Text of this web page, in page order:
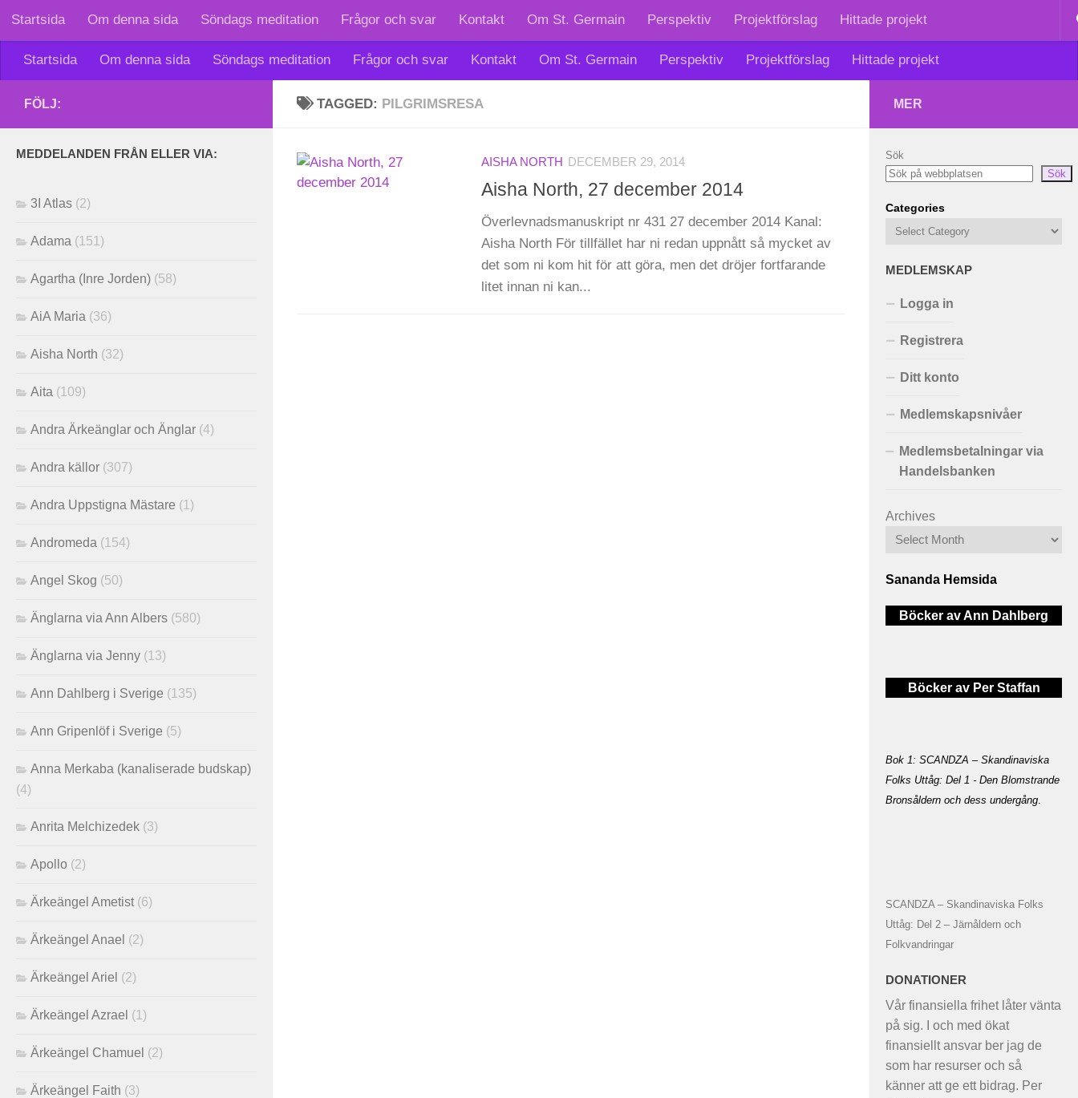
Skip to content
Startsida Om denna sida Söndags meditation Frågor och svar Kontakt Om St. Germain Perspektiv Projektförslag Hittade projekt
Startsida Om denna sida Söndags meditation Frågor och svar Kontakt Om St. Germain Perspektiv Projektförslag Hittade projekt
TAGGED: PILGRIMSRESA
AISHA NORTH DECEMBER 29, 2014
Aisha North, 27 december 2014
Överlevnadsmanuskript nr 431 27 december 2014 Kanal:
Aisha North För tillfället har ni redan uppnått så mycket av
det som ni kom hit för att göra, men det dröjer fortfarande
litet innan ni kan...
FÖLJ:
MEDDELANDEN FRÅN ELLER VIA:
3I Atlas (2)
Adama (151)
Agartha (Inre Jorden) (58)
AiA Maria (36)
Aisha North (32)
Aita (109)
Andra Ärkeänglar och Änglar (4)
Andra källor (307)
Andra Uppstigna Mästare (1)
Andromeda (154)
Angel Skog (50)
Änglarna via Ann Albers (580)
Änglarna via Jenny (13)
Ann Dahlberg i Sverige (135)
Ann Gripenlöf i Sverige (5)
Anna Merkaba (kanaliserade budskap)
(4)
Anrita Melchizedek (3)
Apollo (2)
Ärkeängel Ametist (6)
Ärkeängel Anael (2)
Ärkeängel Ariel (2)
Ärkeängel Azrael (1)
Ärkeängel Chamuel (2)
Ärkeängel Faith (3)
MER
Sök
Sök
Categories
MEDLEMSKAP
Logga in
Registrera
Ditt konto
Medlemskapsnivåer
Medlemsbetalningar via
Handelsbanken
Archives
Sananda Hemsida
Böcker av Ann Dahlberg
Böcker av Per Staffan
Bok 1: SCANDZA – Skandinaviska
Folks Uttåg: Del 1 - Den Blomstrande
Bronsåldern och dess undergång.
SCANDZA – Skandinaviska Folks
Uttåg: Del 2 – Järnåldern och
Folkvandringar
DONATIONER
Vår finansiella frihet låter vänta
på sig. I och med ökat
finansiellt ansvar ber jag de
som har resurser och så
känner att ge ett bidrag. Per